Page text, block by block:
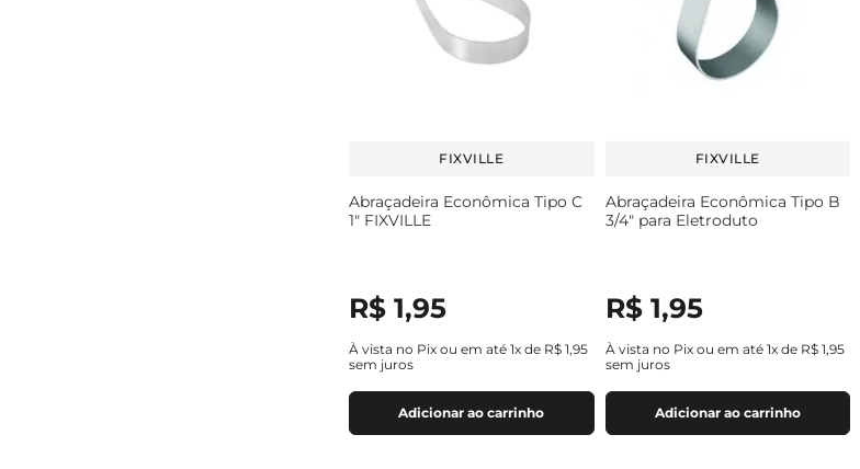
FIXVILLE
Abraçadeira Econômica Tipo C
1" FIXVILLE
R$ 1,95
À vista no Pix ou em até 1x de R$ 1,95
sem juros
Adicionar ao carrinho
FIXVILLE
Abraçadeira Econômica Tipo B
3/4" para Eletroduto
R$ 1,95
À vista no Pix ou em até 1x de R$ 1,95
sem juros
Adicionar ao carrinho